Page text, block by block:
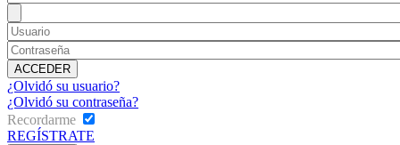
¿Olvidó su usuario?
¿Olvidó su contraseña?
Recordarme
REGÍSTRATE